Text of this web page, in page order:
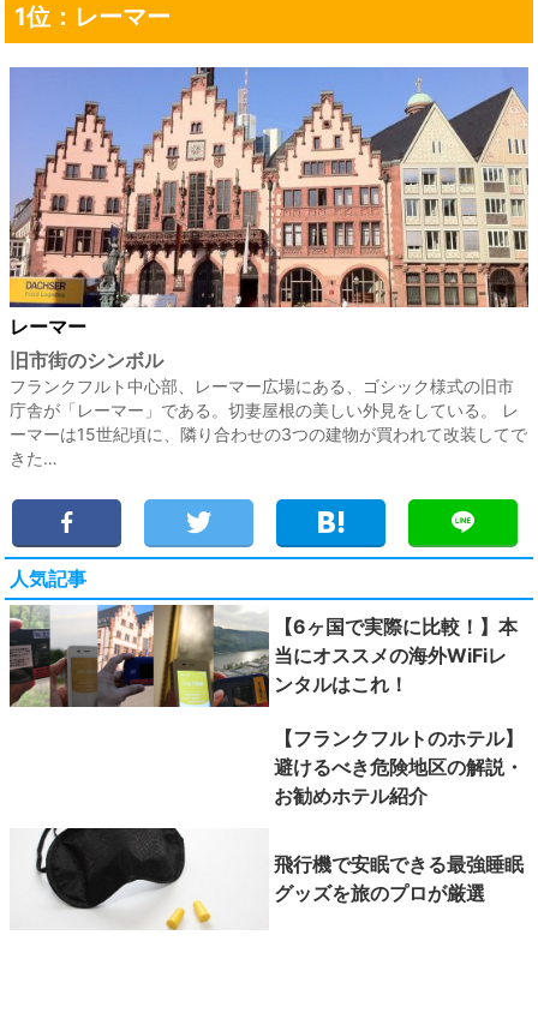
1位：レーマー
レーマー
旧市街のシンボル
フランクフルト中心部、レーマー広場にある、ゴシック様式の旧市
庁舎が「レーマー」である。切妻屋根の美しい外見をしている。 レ
ーマーは15世紀頃に、隣り合わせの3つの建物が買われて改装してで
きた…
人気記事
【6ヶ国で実際に比較！】本
当にオススメの海外WiFiレ
ンタルはこれ！
【フランクフルトのホテル】
避けるべき危険地区の解説・
お勧めホテル紹介
飛行機で安眠できる最強睡眠
グッズを旅のプロが厳選